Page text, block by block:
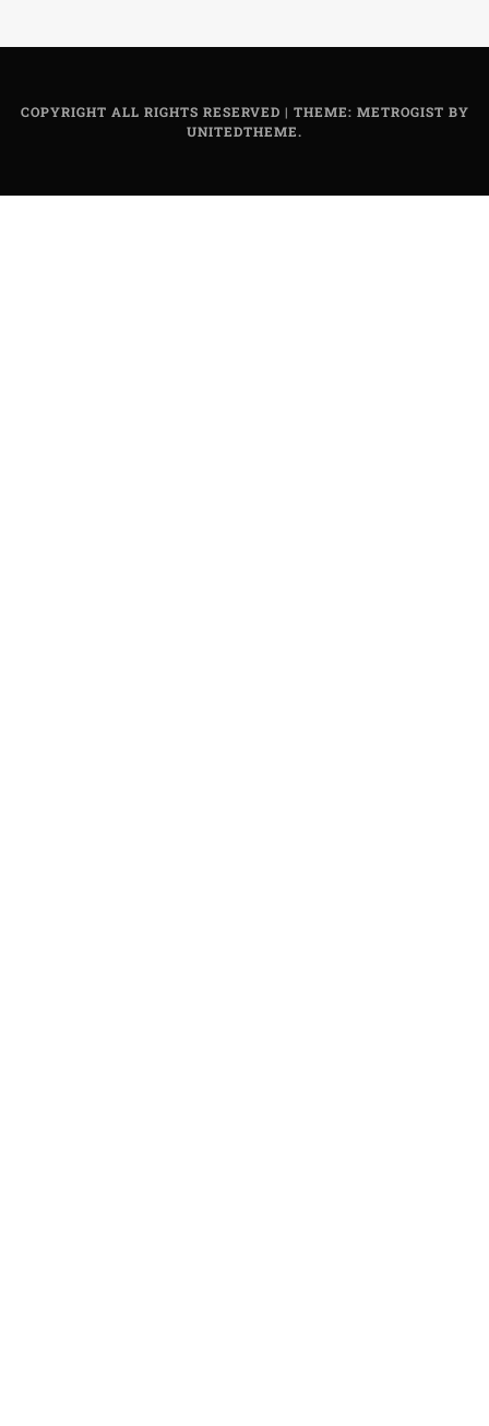
COPYRIGHT ALL RIGHTS RESERVED | THEME: METROGIST BY
UNITEDTHEME.